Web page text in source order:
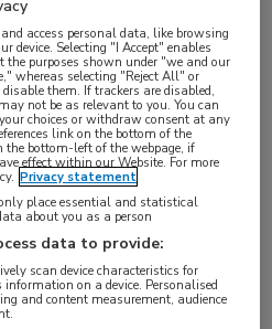
bronnen uit PubMed en
Welke apps of games zijn
stimuleren meer te
mobiele apps
beoordeelde de
apps gericht op het
access personal data, like browsing
device. Selecting "I Accept" enables
the purposes shown under "we and our
whereas selecting "Reject All" or
them. If trackers are disabled,
not be as relevant to you. You can
choices or withdraw consent at any
link on the bottom of the
the bottom-left of the webpage, if
effect within our Website. For more
Privacy statement
place essential and statistical
about you as a person
data to provide:
scan device characteristics for
information on a device. Personalised
and content measurement, audience